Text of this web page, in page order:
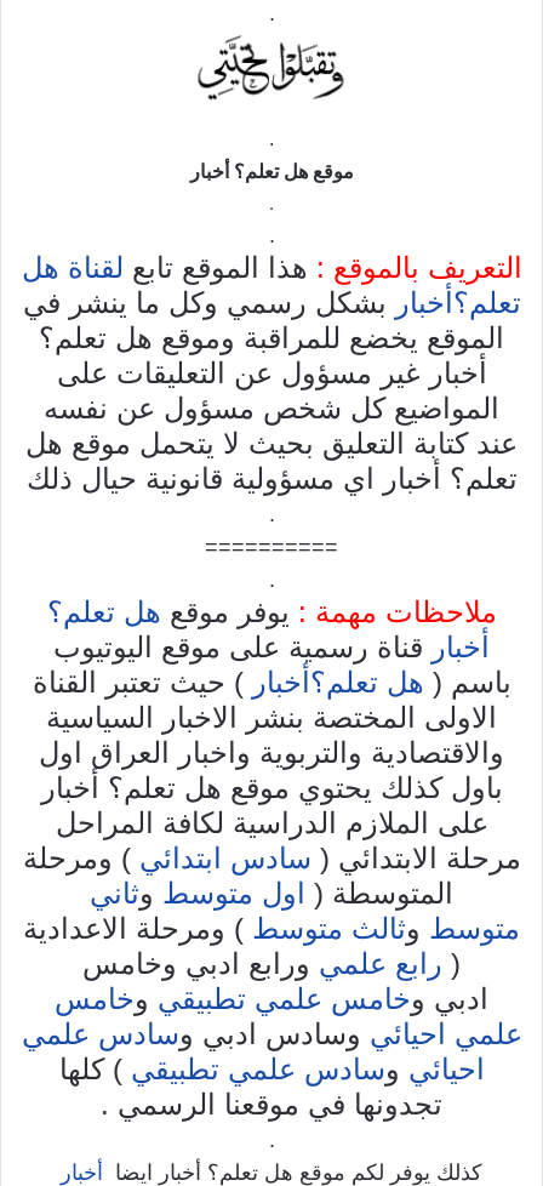
.
.
موقعهل تعلم؟ أخبار
.
.
التعريف بالموقع : هذا الموقع تابع لقناة هل
تعلم؟أخبار بشكل رسمي وكل ما ينشر في
الموقع يخضع للمراقبة وموقع هل تعلم؟
أخبار غير مسؤول عن التعليقات على
المواضيع كل شخص مسؤول عن نفسه
عند كتابة التعليق بحيث لا يتحمل موقع هل
تعلم؟ أخبار اي مسؤولية قانونية حيال ذلك
.
==========
.
ملاحظات مهمة : يوفر موقع هل تعلم؟
أخبار قناة رسمية على موقع اليوتيوب
باسم ( هل تعلم؟أخبار ) حيث تعتبر القناة
الاولى المختصة بنشر الاخبار السياسية
والاقتصادية والتربوية واخبار العراق اول
باول كذلك يحتوي موقع هل تعلم؟ أخبار
على الملازم الدراسية لكافة المراحل
مرحلة الابتدائي ( سادس ابتدائي ) ومرحلة
المتوسطة ( اول متوسط وثاني
متوسط وثالث متوسط ) ومرحلة الاعدادية
( رابع علمي ورابع ادبي وخامس
ادبي وخامس علمي تطبيقي وخامس
علمي احيائي وسادس ادبي وسادس علمي
احيائي وسادس علمي تطبيقي ) كلها
تجدونها في موقعنا الرسمي .
.
كذلك يوفر لكم موقع هل تعلم؟ أخبار ايضا أخبار